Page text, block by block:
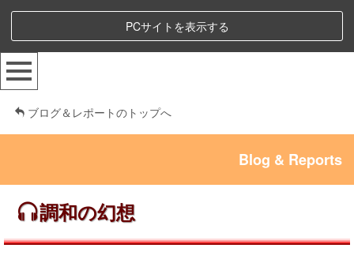
PCサイトを表示する
ブログ＆レポートのトップへ
Blog & Reports
調和の幻想